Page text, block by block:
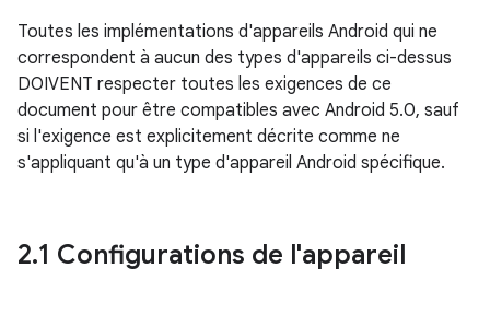
Toutes les implémentations d'appareils Android qui ne
correspondent à aucun des types d'appareils ci-dessus
DOIVENT respecter toutes les exigences de ce
document pour être compatibles avec Android 5.0, sauf
si l'exigence est explicitement décrite comme ne
s'appliquant qu'à un type d'appareil Android spécifique.
2.1 Configurations de l'appareil